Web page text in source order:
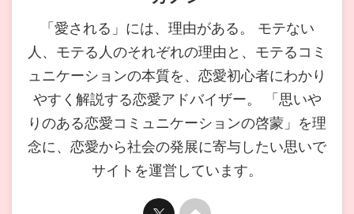
「愛される」には、理由がある。 モテない
人、モテる人のそれぞれの理由と、モテるコミ
ュニケーションの本質を、恋愛初心者にわかり
やすく解説する恋愛アドバイザー。 「思いや
りのある恋愛コミュニケーションの啓蒙」を理
念に、恋愛から社会の発展に寄与したい思いで
サイトを運営しています。